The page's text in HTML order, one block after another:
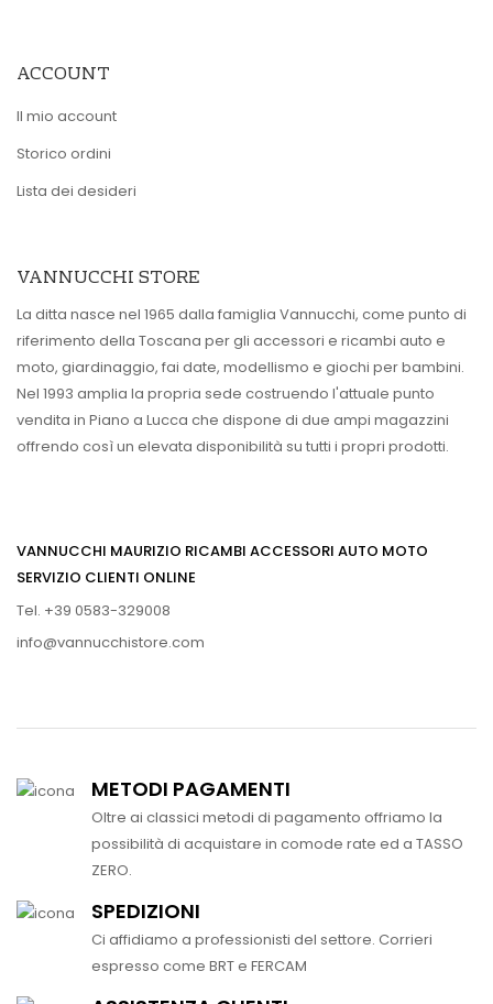
ACCOUNT
Il mio account
Storico ordini
Lista dei desideri
VANNUCCHI STORE
La ditta nasce nel 1965 dalla famiglia Vannucchi, come punto di
riferimento della Toscana per gli accessori e ricambi auto e
moto, giardinaggio, fai date, modellismo e giochi per bambini.
Nel 1993 amplia la propria sede costruendo l'attuale punto
vendita in Piano a Lucca che dispone di due ampi magazzini
offrendo così un elevata disponibilità su tutti i propri prodotti.
VANNUCCHI MAURIZIO RICAMBI ACCESSORI AUTO MOTO
SERVIZIO CLIENTI ONLINE
Tel. +39 0583-329008
info@vannucchistore.com
METODI PAGAMENTI
Oltre ai classici metodi di pagamento offriamo la
possibilità di acquistare in comode rate ed a TASSO
ZERO.
SPEDIZIONI
Ci affidiamo a professionisti del settore. Corrieri
espresso come BRT e FERCAM